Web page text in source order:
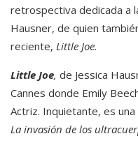
retrospectiva dedicada a
Hausner, de quien
reciente, Little Joe.
Little Joe, de Jessica
Cannes donde Emily
Actriz. Inquietante, es
La invasión de los